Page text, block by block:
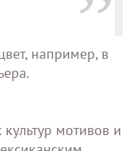
например, в
мотивов и